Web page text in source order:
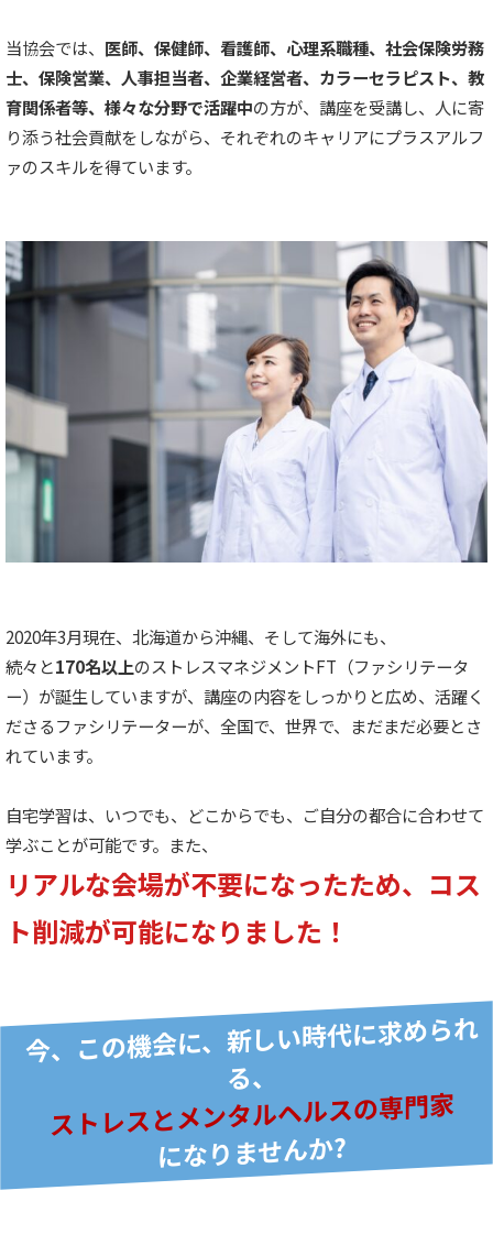
当協会では、 医師、保健師、看護師、心理系職種、社会保険労務
士、保険営業、人事担当者、企業経営者、カラーセラピスト、教
育関係者等、様々な分野で活躍中の方が、講座を受講し、人に寄
り添う社会貢献をしながら、それぞれのキャリアにプラスアルフ
ァのスキルを得ています。
2020年3月現在、北海道から沖縄、そして海外にも、
続々と170名以上のストレスマネジメントFT（ファシリテータ
ー）が誕生していますが、講座の内容をしっかりと広め、活躍く
ださるファシリテーターが、全国で、世界で、まだまだ必要とさ
れています。
自宅学習は、いつでも、どこからでも、ご自分の都合に合わせて
学ぶことが可能です。また、
リアルな会場が不要になったため、コス
ト削減が可能になりました！
今、この機会に、新しい時代に求められ
る、
ストレスとメンタルヘルスの専門家
になりませんか?